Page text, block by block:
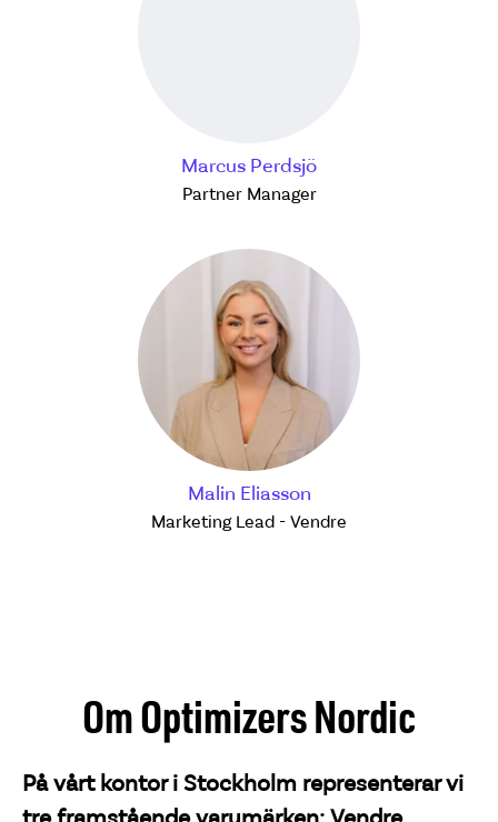
Marcus Perdsjö
Partner Manager
Malin Eliasson
Marketing Lead - Vendre
Om Optimizers Nordic
På vårt kontor i Stockholm representerar vi